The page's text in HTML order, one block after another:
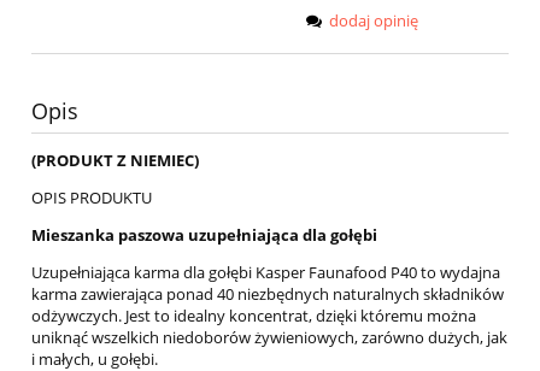
dodaj opinię
Opis
(PRODUKT Z NIEMIEC)
OPIS PRODUKTU
Mieszanka paszowa uzupełniająca dla gołębi
Uzupełniająca karma dla gołębi Kasper Faunafood P40 to wydajna
karma zawierająca ponad 40 niezbędnych naturalnych składników
odżywczych. Jest to idealny koncentrat, dzięki któremu można
uniknąć wszelkich niedoborów żywieniowych, zarówno dużych, jak
i małych, u gołębi.